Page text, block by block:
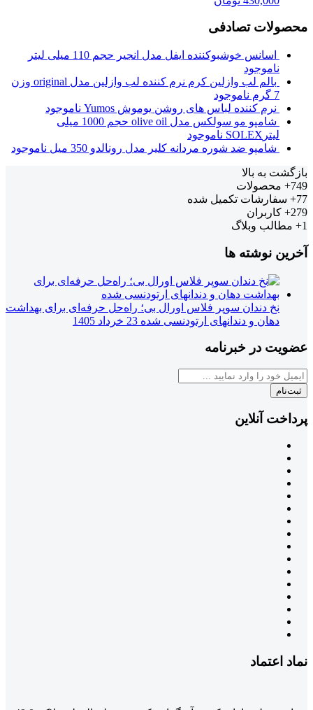
محصولات تصادفی
اسانس خوشبوکننده ایفل مدل انجیر حجم 110 میلی لیتر
ناموجود
بالم لب وازلین کرم نرم کننده لب وازلین مدل original وزن
7 گرم
ناموجود
نرم کننده لباس های روشن یوموش Yumos
ناموجود
شامپو مو سولکس مدل olive oil حجم 1000 میلی
لیترSOLEX
ناموجود
شامپو ضد شوره مردانه کلیر مدل رونالدو 350 میل
ناموجود
بازگشت به بالا
749+
محصولات
77+
سفارشات تکمیل شده
279+
کاربران
1+
مطالب وبلاگ
آخرین نوشته ها
نخ دندان سوپر فلاس اورال بی؛ راه‌حل حرفه‌ای برای بهداشت
دهان و دندانهای ارتودنسی شده 23 خرداد 1405
عضویت در خبرنامه
ثبت‌نام
پرداخت آنلاین
نماد اعتماد